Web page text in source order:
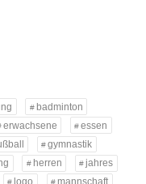
badminton
erwachsene
essen
gymnastik
herren
jahres